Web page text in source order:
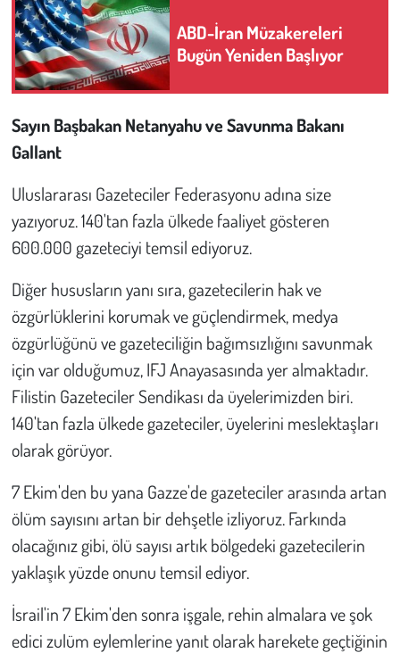
ABD-İran Müzakereleri
Bugün Yeniden Başlıyor
Sayın Başbakan Netanyahu ve Savunma Bakanı
Gallant
Uluslararası Gazeteciler Federasyonu adına size
yazıyoruz. 140'tan fazla ülkede faaliyet gösteren
600.000 gazeteciyi temsil ediyoruz.
Diğer hususların yanı sıra, gazetecilerin hak ve
özgürlüklerini korumak ve güçlendirmek, medya
özgürlüğünü ve gazeteciliğin bağımsızlığını savunmak
için var olduğumuz, IFJ Anayasasında yer almaktadır.
Filistin Gazeteciler Sendikası da üyelerimizden biri.
140'tan fazla ülkede gazeteciler, üyelerini meslektaşları
olarak görüyor.
7 Ekim'den bu yana Gazze'de gazeteciler arasında artan
ölüm sayısını artan bir dehşetle izliyoruz. Farkında
olacağınız gibi, ölü sayısı artık bölgedeki gazetecilerin
yaklaşık yüzde onunu temsil ediyor.
İsrail'in 7 Ekim'den sonra işgale, rehin almalara ve şok
edici zulüm eylemlerine yanıt olarak harekete geçtiğinin
Tarih
Hukuk
Son Dakika
Kent
Eğlence